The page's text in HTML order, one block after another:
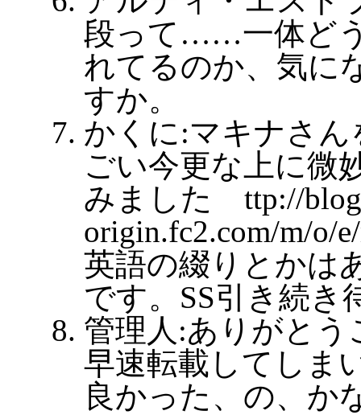
段って……一体ど
れてるのか、気に
すか。
かくに:マキナさ
ごい今更な上に微
みました ttp://
origin.fc2.com/m/o/
英語の綴りとかは
です。SS引き続き
管理人:ありがと
早速転載してし
良かった、の、か